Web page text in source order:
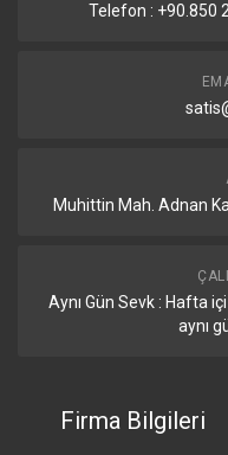
Telefon : +90.850
Muhittin Mah. Adnan
Aynı Gün Sevk : Hafta
aynı
Firma Bilgileri